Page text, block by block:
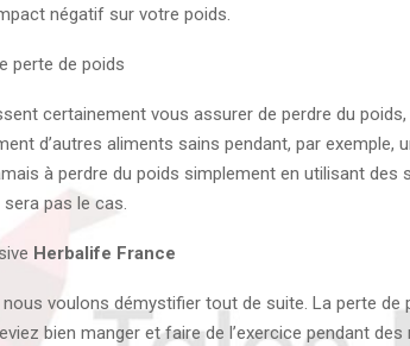
négatif sur votre poids.
perte de poids
certainement vous assurer de perdre du
d’autres aliments sains pendant, par exemple,
à perdre du poids simplement en utilisant des
pas le cas.
Herbalife France
voulons démystifier tout de suite. La perte de
bien manger et faire de l’exercice pendant